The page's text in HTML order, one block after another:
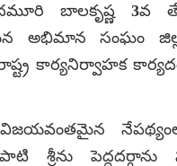
బాలకృష్ణ 3వ
అభిమాన సంఘం జిల్లా
కార్యనిర్వాహక
విజయవంతమైన
శ్రీను పెద్దదర్గాను